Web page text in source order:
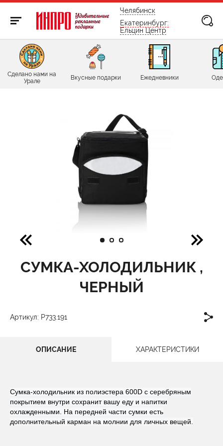
бесплатно по России
Челябинск
Екатеринбург:
Ельцин Центр
Сделано нами на
Урале
Вкусные подарки Ежедневники
СУМКА-ХОЛОДИЛЬНИК ,
ЧЕРНЫЙ
Артикул: P733.191
ОПИСАНИЕ ХАРАКТЕРИСТИКИ
Сумка-холодильник из полиэстера 600D с серебряным
покрытием внутри сохранит вашу еду и напитки
охлажденными. На передней части сумки есть
дополнительный карман на молнии для личных вещей.